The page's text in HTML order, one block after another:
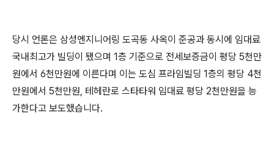
당시 언론은 삼성엔지니어링 도곡동 사옥이 준공과 동시에 임대료
국내최고가 빌딩이 됐으며 1층 기준으로 전세보증금이 평당 5천만
원에서 6천만원에 이른다며 이는 도심 프라임빌딩 1층의 평당 4천
만원에서 5천만원, 테헤란로 스타타워 임대료 평당 2천만원을 능
가한다고 보도했습니다.